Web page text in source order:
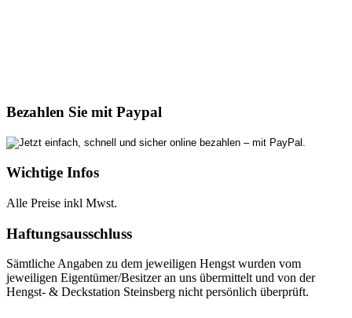
Bezahlen Sie mit Paypal
Wichtige Infos
Alle Preise inkl Mwst.
Haftungsausschluss
Sämtliche Angaben zu dem jeweiligen Hengst wurden vom
jeweiligen Eigentümer/Besitzer an uns übermittelt und von der
Hengst- & Deckstation Steinsberg nicht persönlich überprüft.